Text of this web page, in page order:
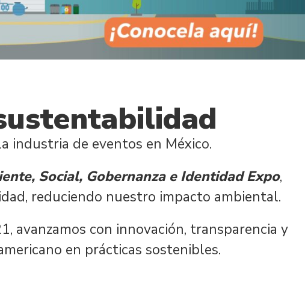
industria de eventos en México.
Social, Gobernanza e Identidad Expo,
reduciendo nuestro impacto ambiental.
avanzamos con innovación, transparencia y
en prácticas sostenibles.